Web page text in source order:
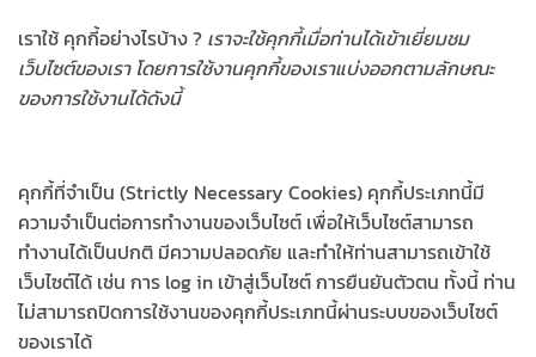
เราใช้ คุกกี้อย่างไรบ้าง ? เราจะใช้คุกกี้เมื่อท่านได้เข้าเยี่ยมชม
เว็บไซต์ของเรา โดยการใช้งานคุกกี้ของเราแบ่งออกตามลักษณะ
ของการใช้งานได้ดังนี้
คุกกี้ที่จำเป็น (Strictly Necessary Cookies) คุกกี้ประเภทนี้มี
ความจำเป็นต่อการทำงานของเว็บไซต์ เพื่อให้เว็บไซต์สามารถ
ทำงานได้เป็นปกติ มีความปลอดภัย และทำให้ท่านสามารถเข้าใช้
เว็บไซต์ได้ เช่น การ log in เข้าสู่เว็บไซต์ การยืนยันตัวตน ทั้งนี้ ท่าน
ไม่สามารถปิดการใช้งานของคุกกี้ประเภทนี้ผ่านระบบของเว็บไซต์
ของเราได้